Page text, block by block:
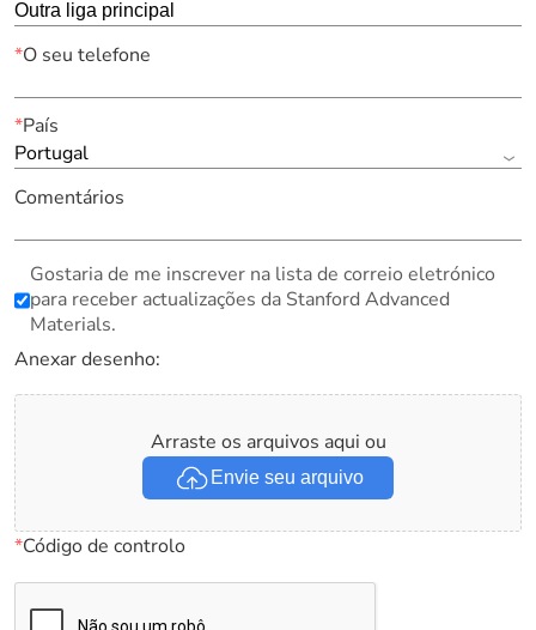
*O seu telefone
*País
Portugal
Comentários
Gostaria de me inscrever na lista de correio eletrónico
para receber actualizações da Stanford Advanced
Materials.
Anexar desenho:
Arraste os arquivos aqui ou
Envie seu arquivo
*Código de controlo